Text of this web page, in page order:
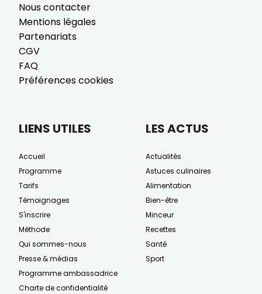
Nous contacter
Mentions légales
Partenariats
CGV
FAQ
Préférences cookies
LIENS UTILES
Accueil
Programme
Tarifs
Témoignages
S'inscrire
Méthode
Qui sommes-nous
Presse & médias
Programme ambassadrice
Charte de confidentialité
LES ACTUS
Actualités
Astuces culinaires
Alimentation
Bien-être
Minceur
Recettes
Santé
Sport